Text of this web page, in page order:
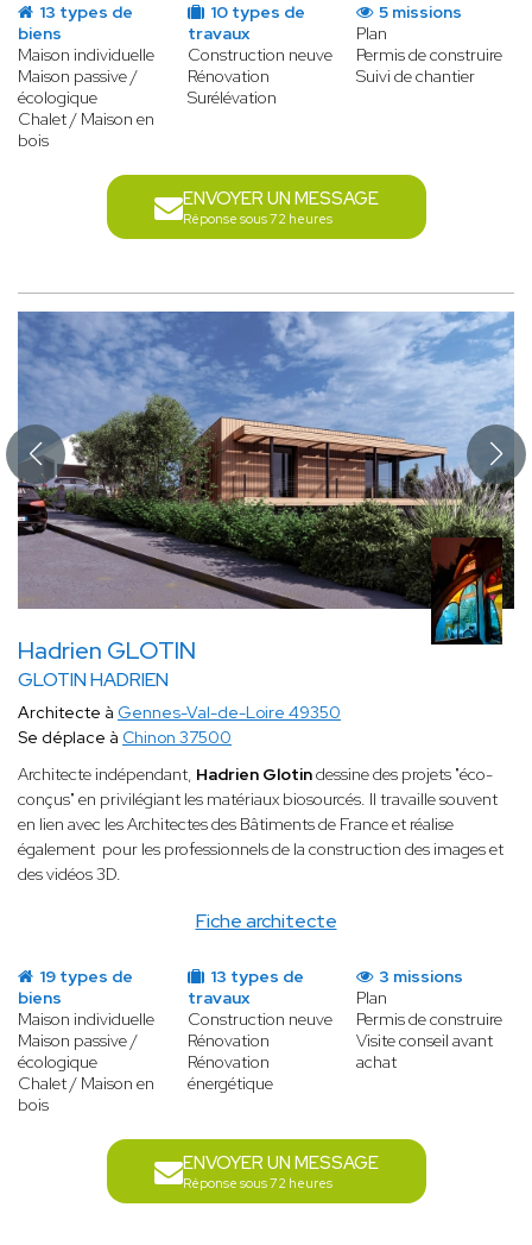
13 types de
biens
Maison individuelle
Maison passive /
écologique
Chalet / Maison en
bois
10 types de
travaux
Construction neuve
Rénovation
Surélévation
5 missions
Plan
Permis de construire
Suivi de chantier
ENVOYER UN MESSAGE
Réponse sous 72 heures
Hadrien GLOTIN
GLOTIN HADRIEN
Fiche architecte
Architecte à Gennes-Val-de-Loire 49350
Se déplace à Chinon 37500
Architecte indépendant, Hadrien Glotindessine des projets "éco-
conçus" en privilégiant les matériaux biosourcés. Il travaille souvent
en lien avec les Architectes des Bâtiments de France et réalise
également pour les professionnels de la construction des images et
des vidéos 3D.
19 types de
biens
Maison individuelle
Maison passive /
écologique
Chalet / Maison en
bois
13 types de
travaux
Construction neuve
Rénovation
Rénovation
énergétique
3 missions
Plan
Permis de construire
Visite conseil avant
achat
ENVOYER UN MESSAGE
Réponse sous 72 heures